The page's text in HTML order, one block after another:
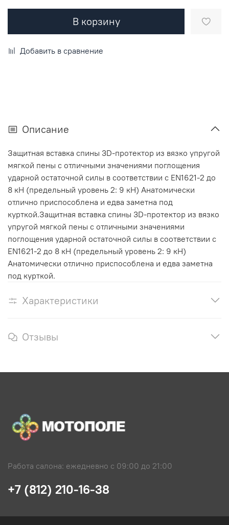
В корзину
Добавить в сравнение
Описание
Защитная вставка спины 3D-протектор из вязко упругой
мягкой пены с отличными значениями поглощения
ударной остаточной силы в соответствии с EN1621-2 до
8 кН (предельный уровень 2: 9 кН) Анатомически
отлично приспособлена и едва заметна под
курткой.Защитная вставка спины 3D-протектор из вязко
упругой мягкой пены с отличными значениями
поглощения ударной остаточной силы в соответствии с
EN1621-2 до 8 кН (предельный уровень 2: 9 кН)
Анатомически отлично приспособлена и едва заметна
под курткой.
Характеристики
Отзывы
Работа салона: ежедневно с 09:00 до 21:00
+7 (812) 210-16-38